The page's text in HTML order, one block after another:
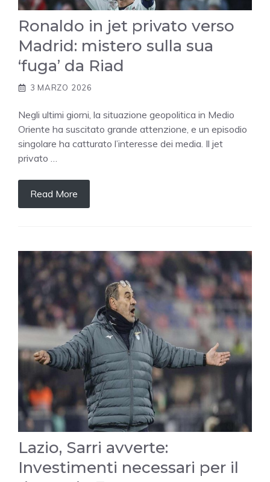
Ronaldo in jet privato verso
Madrid: mistero sulla sua
‘fuga’ da Riad
3 MARZO 2026
Negli ultimi giorni, la situazione geopolitica in Medio
Oriente ha suscitato grande attenzione, e un episodio
singolare ha catturato l’interesse dei media. Il jet
privato …
Read More
Lazio, Sarri avverte:
Investimenti necessari per il